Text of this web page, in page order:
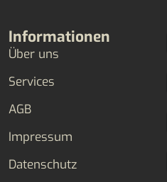
Informationen
Über uns
Services
AGB
Impressum
Datenschutz